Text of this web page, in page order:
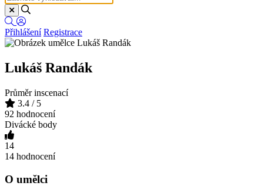
Přihlášení Registrace
Lukáš Randák
Průměr inscenací
3.4 / 5
92 hodnocení
Divácké body
14
14 hodnocení
O umělci